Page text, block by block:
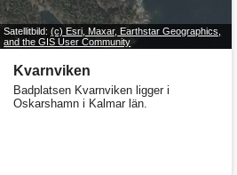
Satellitbild:(c) Esri, Maxar, Earthstar Geographics,
and the GIS User Community
Kvarnviken
Badplatsen Kvarnviken ligger i
Oskarshamn i Kalmar län.